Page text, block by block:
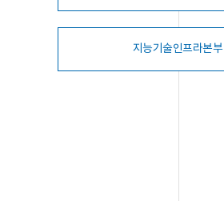
지능기술인프라본부